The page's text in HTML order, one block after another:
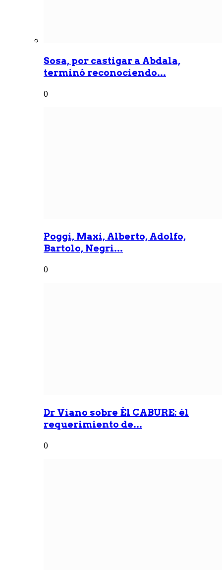
Sosa, por castigar a Abdala,
terminó reconociendo...
0
Poggi, Maxi, Alberto, Adolfo,
Bartolo, Negri...
0
Dr Viano sobre Él CABURE: él
requerimiento de...
0